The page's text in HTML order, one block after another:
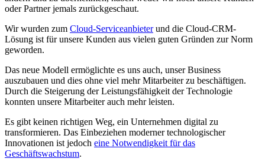
oder Partner jemals zurückgeschaut.
Wir wurden zum Cloud-Serviceanbieterund die Cloud-CRM-
Lösung ist für unsere Kunden aus vielen guten Gründen zur Norm
geworden.
Das neue Modell ermöglichte es uns auch, unser Business
auszubauen und dies ohne viel mehr Mitarbeiter zu beschäftigen.
Durch die Steigerung der Leistungsfähigkeit der Technologie
konnten unsere Mitarbeiter auch mehr leisten.
Es gibt keinen richtigen Weg, ein Unternehmen digital zu
transformieren. Das Einbeziehen moderner technologischer
Innovationen ist jedoch eine Notwendigkeit für das
Geschäftswachstum.